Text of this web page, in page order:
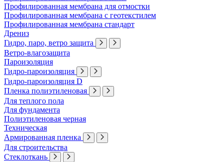
Профилированная мембрана для отмостки
Профилированная мембрана с геотекстилем
Профилированная мембрана стандарт
Дрениз
Гидро, паро, ветро защита
Ветро-влагозащита
Пароизоляция
Гидро-пароизоляция
Гидро-пароизоляция D
Пленка полиэтиленовая
Для теплого пола
Для фундамента
Полиэтиленовая черная
Техническая
Армированная пленка
Для строительства
Стеклоткань